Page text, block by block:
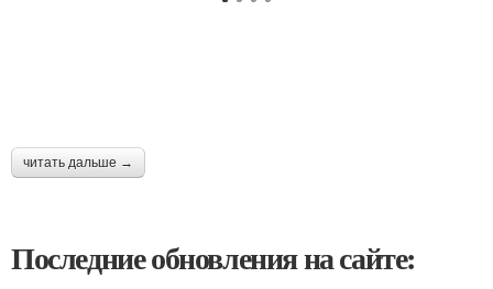
читать дальше →
Последние обновления на сайте: